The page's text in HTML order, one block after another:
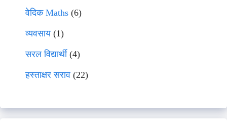
वेदिक Maths (6)
व्यवसाय(1)
सरल विद्यार्थी(4)
हस्ताक्षर सराव (22)